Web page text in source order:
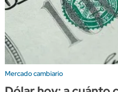
Mercado cambiario